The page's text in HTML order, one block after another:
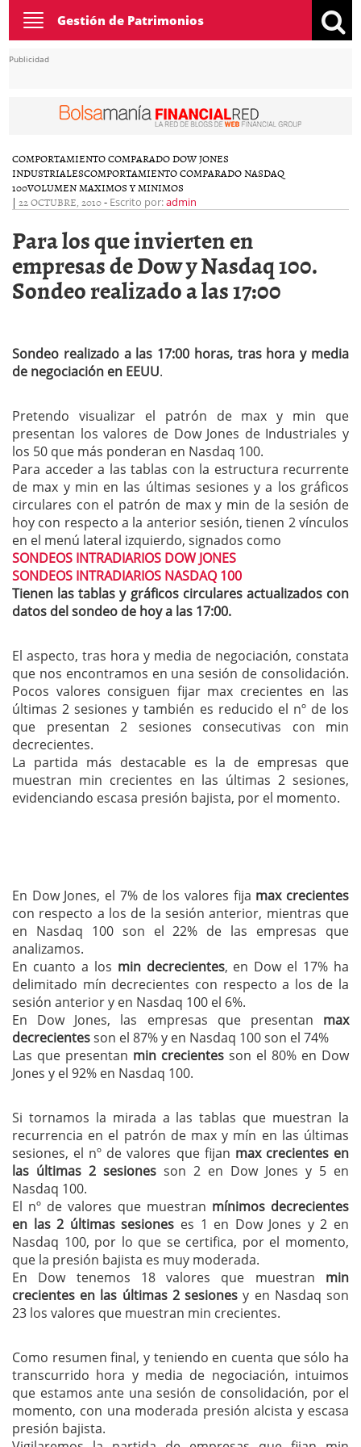
Toggle
navigation
Gestión de Patrimonios
Publicidad
COMPORTAMIENTO COMPARADO DOW JONES
INDUSTRIALESCOMPORTAMIENTO COMPARADO NASDAQ
100VOLUMEN MAXIMOS Y MINIMOS
| 22 OCTUBRE, 2010- Escrito por:admin
Para los que invierten en
empresas de Dow y Nasdaq 100.
Sondeo realizado a las 17:00
Sondeo realizado a las 17:00 horas, tras hora y media
de negociación en EEUU.
Pretendo visualizar el patrón de max y min que
presentan los valores de Dow Jones de Industriales y
los 50 que más ponderan en Nasdaq 100.
Para acceder a las tablas con la estructura recurrente
de max y min en las últimas sesiones y a los gráficos
circulares con el patrón de max y min de la sesión de
hoy con respecto a la anterior sesión, tienen 2 vínculos
en el menú lateral izquierdo, signados como
SONDEOS INTRADIARIOS DOW JONES
SONDEOS INTRADIARIOS NASDAQ 100
Tienen las tablas y gráficos circulares actualizados con
datos del sondeo de hoy a las 17:00.
El aspecto, tras hora y media de negociación, constata
que nos encontramos en una sesión de consolidación.
Pocos valores consiguen fijar max crecientes en las
últimas 2 sesiones y también es reducido el nº de los
que presentan 2 sesiones consecutivas con min
decrecientes.
La partida más destacable es la de empresas que
muestran min crecientes en las últimas 2 sesiones,
evidenciando escasa presión bajista, por el momento.
En Dow Jones, el 7% de los valores fija max crecientes
con respecto a los de la sesión anterior, mientras que
en Nasdaq 100 son el 22% de las empresas que
analizamos.
En cuanto a los min decrecientes, en Dow el 17% ha
delimitado mín decrecientes con respecto a los de la
sesión anterior y en Nasdaq 100 el 6%.
En Dow Jones, las empresas que presentan max
decrecientesson el 87% y en Nasdaq 100 son el 74%
Las que presentan min crecientes son el 80% en Dow
Jones y el 92% en Nasdaq 100.
Si tornamos la mirada a las tablas que muestran la
recurrencia en el patrón de max y mín en las últimas
sesiones, el nº de valores que fijan max crecientes en
las últimas 2 sesiones son 2 en Dow Jones y 5 en
Nasdaq 100.
El nº de valores que muestran mínimos decrecientes
en las 2 últimas sesiones es 1 en Dow Jones y 2 en
Nasdaq 100, por lo que se certifica, por el momento,
que la presión bajista es muy moderada.
En Dow tenemos 18 valores que muestran min
crecientes en las últimas 2 sesiones y en Nasdaq son
23 los valores que muestran min crecientes.
Como resumen final, y teniendo en cuenta que sólo ha
transcurrido hora y media de negociación, intuimos
que estamos ante una sesión de consolidación, por el
momento, con una moderada presión alcista y escasa
presión bajista.